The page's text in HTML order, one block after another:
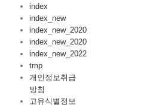
index
index_new
index_new_2020
index_new_2020
index_new_2022
tmp
개인정보취급
방침
고유식별정보